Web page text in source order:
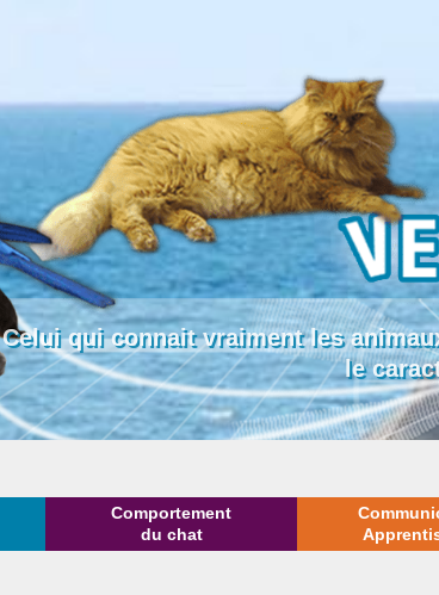
Celui qui connait vraiment les
le
Comportement
du chat